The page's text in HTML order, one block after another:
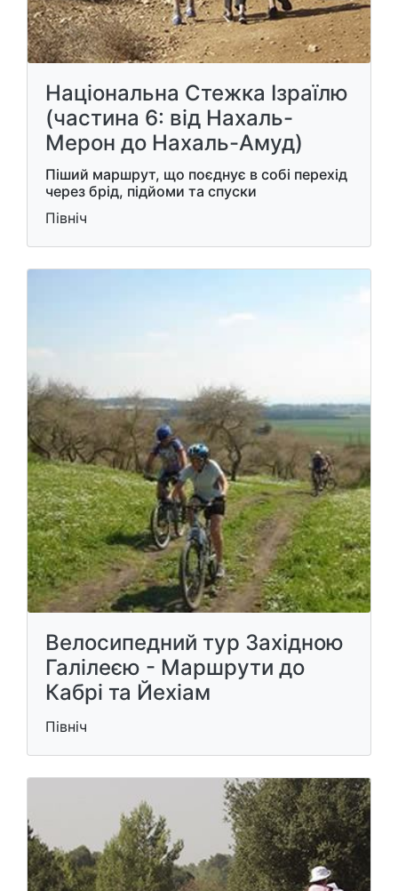
Національна Стежка Ізраїлю
(частина 6: від Нахаль-
Мерон до Нахаль-Амуд)
Піший маршрут, що поєднує в собі перехід
через брід, підйоми та спуски
Північ
Велосипедний тур Західною
Галілеєю - Маршрути до
Кабрі та Йехіам
Північ